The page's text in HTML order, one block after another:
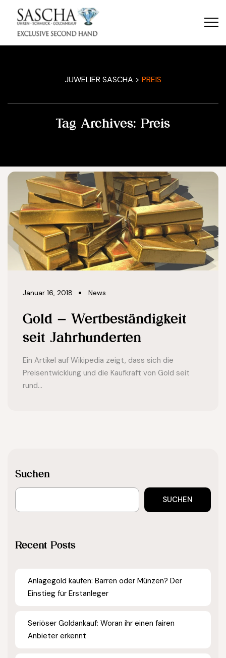
JUWELIER SASCHA > PREIS
Tag Archives: Preis
Januar 16, 2018 News
Gold – Wertbeständigkeit
seit Jahrhunderten
Ein Artikel auf Wikipedia zeigt, dass sich die
Preisentwicklung und die Kaufkraft von Gold seit
rund...
Suchen
SUCHEN
Recent Posts
Anlagegold kaufen: Barren oder Münzen? Der
Einstieg für Erstanleger
Seriöser Goldankauf: Woran ihr einen fairen
Anbieter erkennt